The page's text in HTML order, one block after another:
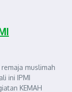
remaja muslimah
ini IPMI
KEMAH